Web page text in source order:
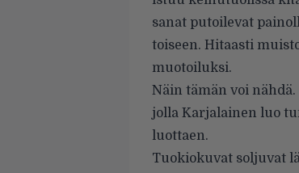
sanat putoilevat
toiseen. Hitaasti
muotoiluksi.
Näin tämän voi nähdä.
jolla Karjalainen luo
luottaen.
Tuokiokuvat soljuvat